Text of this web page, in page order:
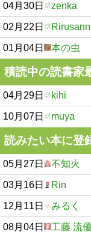
04月30日 zenka
02月22日
01月04日 本の虫
積読中の読書家
04月29日 kihi
10月07日 muya
読みたい本に登
05月27日 不知火
03月16日 Rin
12月11日 みるく
08月04日 工藤 流